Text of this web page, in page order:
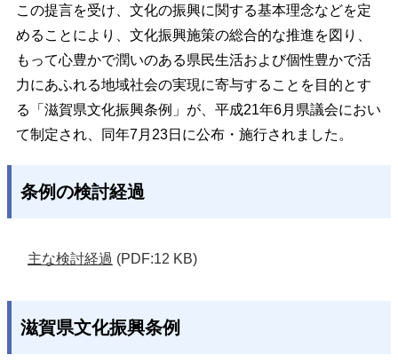
この提言を受け、文化の振興に関する基本理念などを定
めることにより、文化振興施策の総合的な推進を図り、
もって心豊かで潤いのある県民生活および個性豊かで活
力にあふれる地域社会の実現に寄与することを目的とす
る「滋賀県文化振興条例」が、平成21年6月県議会におい
て制定され、同年7月23日に公布・施行されました。
条例の検討経過
主な検討経過 (PDF:12 KB)
滋賀県文化振興条例